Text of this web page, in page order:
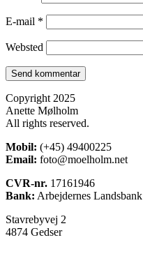
E-mail *
Websted
Copyright 2025
Anette Mølholm
All rights reserved.
Mobil: (+45) 49400225
Email: foto@moelholm.net
CVR-nr. 17161946
Bank: Arbejdernes Landsbank
Stavrebyvej 2
4874 Gedser